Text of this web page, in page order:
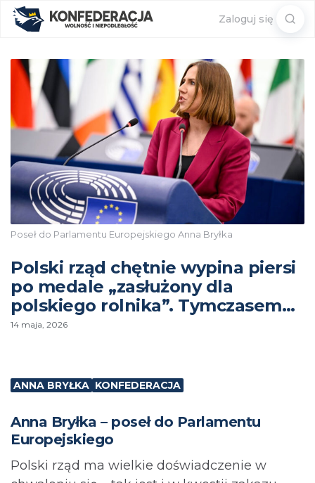
Zaloguj się
Poseł do Parlamentu Europejskiego Anna Bryłka
Polski rząd chętnie wypina piersi
po medale „zasłużony dla
polskiego rolnika”. Tymczasem…
14 maja, 2026
ANNA BRYŁKA KONFEDERACJA
Anna Bryłka – poseł do Parlamentu
Europejskiego
Polski rząd ma wielkie doświadczenie w